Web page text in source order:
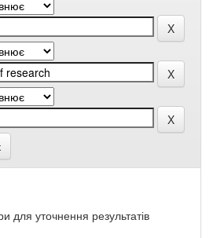
для уточнення результатів